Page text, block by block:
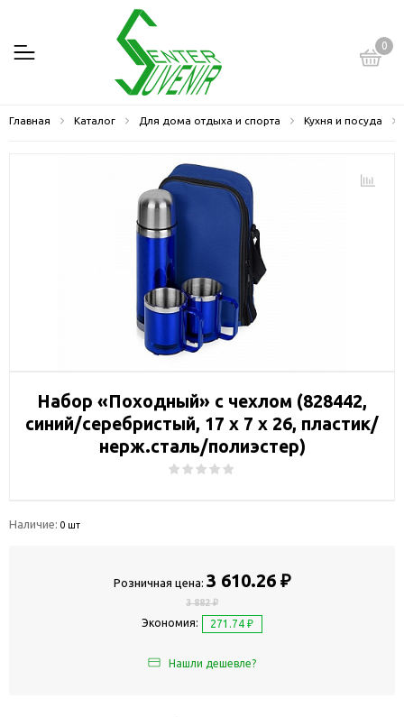
0
Главная Каталог Для дома отдыха и спорта Кухня и посуда
Набор «Походный» с чехлом (828442,
синий/серебристый, 17 х 7 х 26, пластик/
нерж.сталь/полиэстер)
Наличие: 0 шт
Розничная цена: 3 610.26 ₽
3 882 ₽
Экономия: 271.74 ₽
Нашли дешевле?